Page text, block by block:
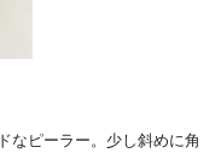
なピーラー。少し斜めに角